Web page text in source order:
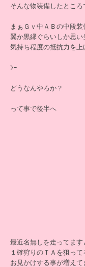
そんな物装備したとこ
まぁＧｖ中ＡＢの中段装
翼か黒縁ぐらいしか思
気持ち程度の抵抗力を
ﾝｰ
どうなんやろか？
って事で後半へ
最近名無しを走ってます
１確狩りのＴＡを狙っ
お見かけする事が増えて